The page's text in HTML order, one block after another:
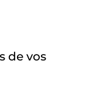
de vos